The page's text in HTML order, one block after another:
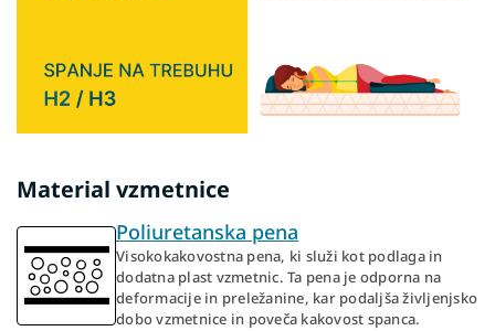
Material vzmetnice
Poliuretanska pena
Visokokakovostna pena, ki služi kot podlaga in
dodatna plast vzmetnic. Ta pena je odporna na
deformacije in preležanine, kar podaljša življenjsko
dobo vzmetnice in poveča kakovost spanca.